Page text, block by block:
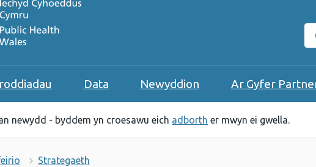
Data Newyddion Ar Gyfer
newydd - byddem yn croesawu eich adborth er mwyn ei gwella.
Strategaeth